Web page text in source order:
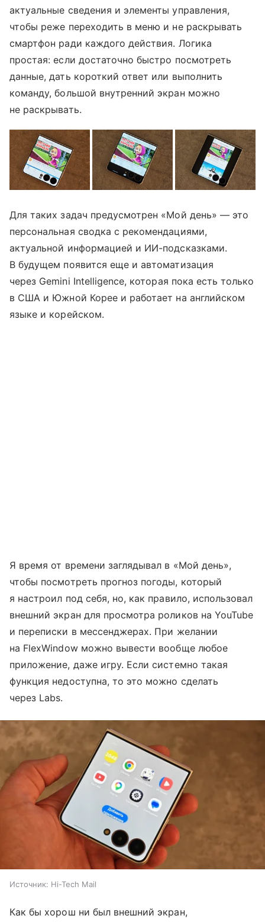
актуальные сведения и элементы управления,
чтобы реже переходить в меню и не раскрывать
смартфон ради каждого действия. Логика
простая: если достаточно быстро посмотреть
данные, дать короткий ответ или выполнить
команду, большой внутренний экран можно
не раскрывать.
Для таких задач предусмотрен «Мой день» — это
персональная сводка с рекомендациями,
актуальной информацией и ИИ-подсказками.
В будущем появится еще и автоматизация
через Gemini Intelligence, которая пока есть только
в США и Южной Корее и работает на английском
языке и корейском.
Я время от времени заглядывал в «Мой день»,
чтобы посмотреть прогноз погоды, который
я настроил под себя, но, как правило, использовал
внешний экран для просмотра роликов на YouTube
и переписки в мессенджерах. При желании
на FlexWindow можно вывести вообще любое
приложение, даже игру. Если системно такая
функция недоступна, то это можно сделать
через Labs.
Источник: Hi-Tech Mail
Как бы хорош ни был внешний экран,